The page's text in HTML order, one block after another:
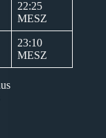
22:25
MESZ
23:10
MESZ